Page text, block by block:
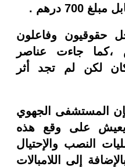
درهم .
حقوقيون وفاعلون
،كما جاءت عناصر
لكن لم تجد أثر
المستشفى الجهوي
يعيش على وقع هذه
النصب والإحتيال
إلى اللامبالات